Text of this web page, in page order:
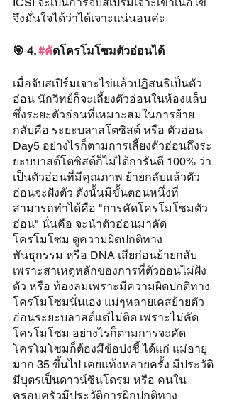
จึงมั่นใจได้ว่าได้เจาะแน่นอนค่ะ
🎯 4. #คัดโครโมโซมตัวอ่อนได้
เมื่อจับสเปิร์มเจาะไข่แล้วปฏิสนธิเป็นตัว
อ่อน นักวิทย์ก็จะเลี้ยงตัวอ่อนในห้องแล็บ
ซึ่งระยะตัวอ่อนที่เหมาะสมในการย้าย
กลับคือ ระยะบลาสโตซิสต์ หรือ ตัวอ่อน
Day5 อย่างไรก็ตามการเลี้ยงตัวอ่อนถึงระ
ยะบบาสต์โตซิสต์ก็ไม่ได้การันตี 100% ว่า
เป็นตัวอ่อนที่มีคุณภาพ ย้ายกลับแล้วตัว
อ่อนจะฝังตัว ดังนั้นมีขั้นตอนหนึ่งที่
สามารถทำได้คือ "การคัดโครโมโซมตัว
อ่อน" นั่นคือ จะนำตัวอ่อนมาคัด
โครโมโซม ดูความผิดปกติทาง
พันธุกรรม หรือ DNA เสียก่อนย้ายกลับ
เพราะสาเหตุหลักของการที่ตัวอ่อนไม่ฝัง
ตัว หรือ ท้องลมเพราะมีความผิดปกติทาง
โครโมโซมนั่นเอง แม่ๆหลายเคสย้ายตัว
อ่อนระยะบลาสต์แต่ไม่ติด เพราะไม่คัด
โครโมโซม อย่างไรก็ตามการจะคัด
โครโมโซมก็ต้องมีข้อบ่งชี้ ได้แก่ แม่อายุ
มาก 35 ขึ้นไป เคยแท้งหลายครั้ง มีประวัติ
มีบุตรเป็นดาวน์ซินโดรม หรือ คนใน
ครอบครัวมีประวัติการผิกปกติทาง